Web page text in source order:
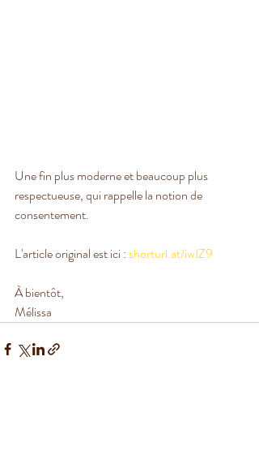
Une fin plus moderne et beaucoup plus
respectueuse, qui rappelle la notion de
consentement.
L'article original est ici : shorturl.at/iwIZ9
À bientôt,
Mélissa